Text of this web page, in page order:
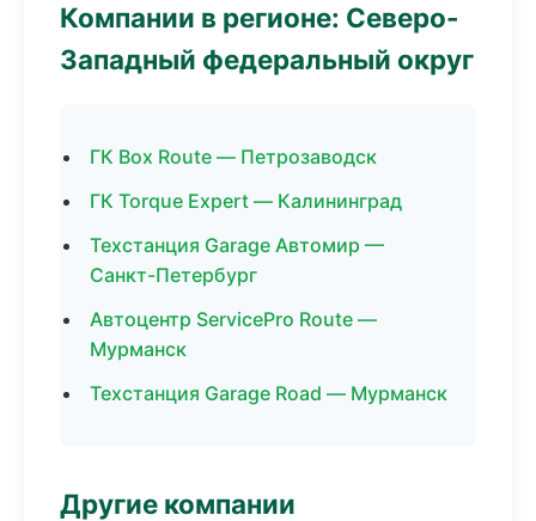
Компании в регионе: Северо-
Западный федеральный округ
ГК Box Route — Петрозаводск
ГК Torque Expert — Калининград
Техстанция Garage Автомир —
Санкт-Петербург
Автоцентр ServicePro Route —
Мурманск
Техстанция Garage Road — Мурманск
Другие компании